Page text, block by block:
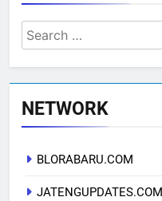
Search
for:
NETWORK
BLORABARU.COM
JATENGUPDATES.COM